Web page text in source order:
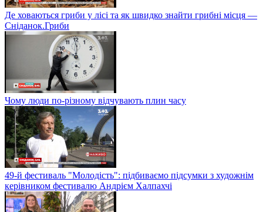
Де ховаються гриби у лісі та як швидко знайти грибні місця —
Сніданок.Гриби
Чому люди по-різному відчувають плин часу
49-й фестиваль "Молодість": підбиваємо підсумки з художнім
керівником фестивалю Андрієм Халпахчі